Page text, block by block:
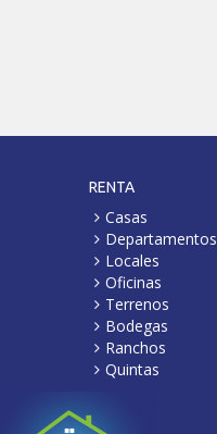
RENTA
Casas
Departamentos
Locales
Oficinas
Terrenos
Bodegas
Ranchos
Quintas